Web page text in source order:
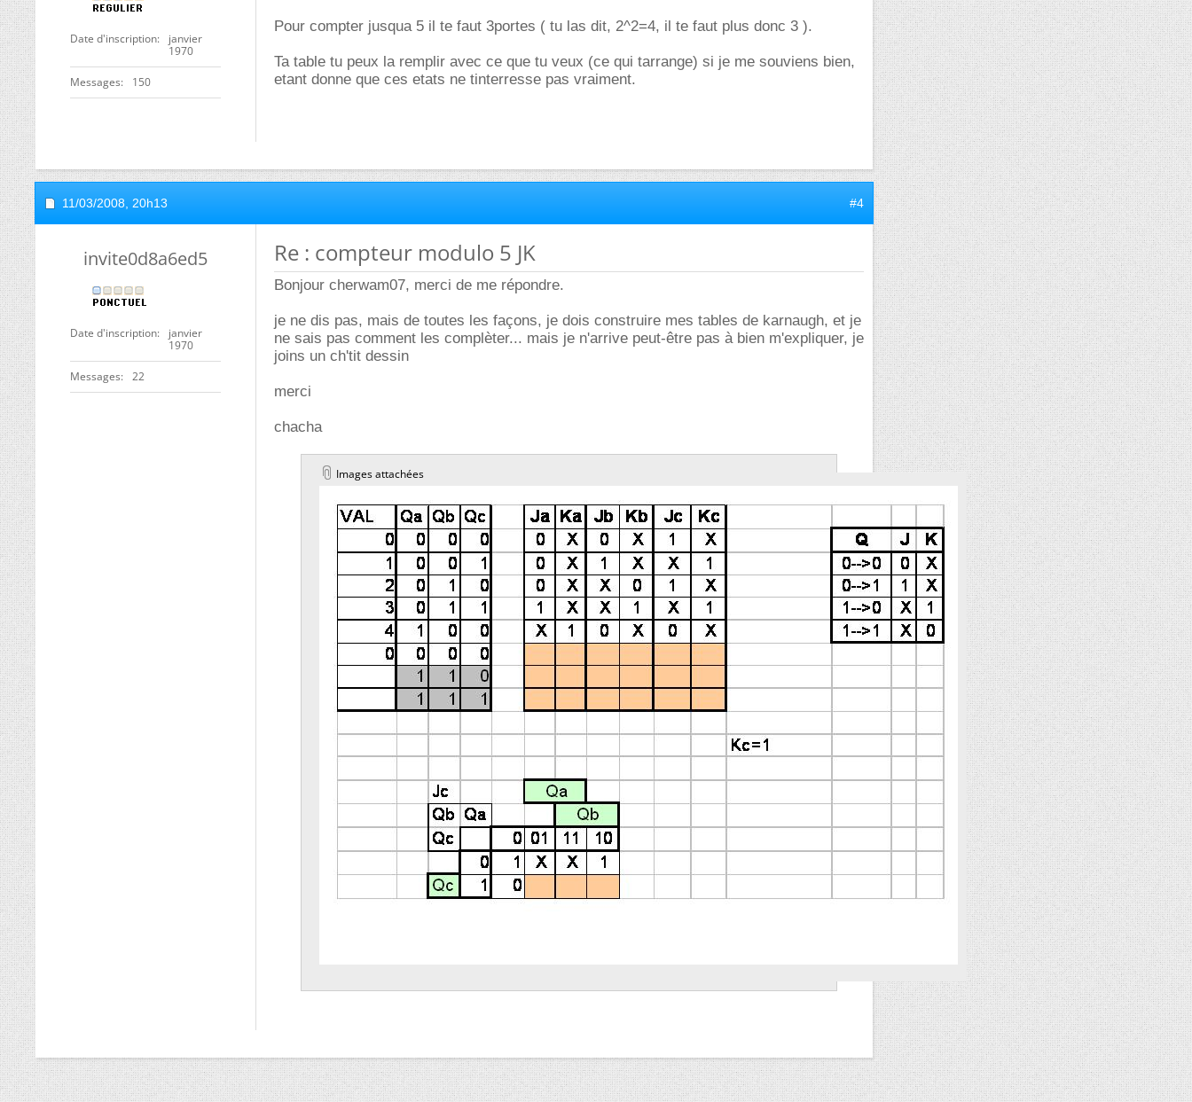
Date d'inscription
janvier
1970
Messages 150
Pour compter jusqua 5 il te faut 3portes ( tu las dit, 2^2=4, il te faut plus donc 3 ).
Ta table tu peux la remplir avec ce que tu veux (ce qui tarrange) si je me souviens bien,
etant donne que ces etats ne tinterresse pas vraiment.
11/03/2008, 20h13 #4
invite0d8a6ed5
Date d'inscription
janvier
1970
Messages 22
Re : compteur modulo 5 JK
Bonjour cherwam07, merci de me répondre.
je ne dis pas, mais de toutes les façons, je dois construire mes tables de karnaugh, et je
ne sais pas comment les complèter... mais je n'arrive peut-être pas à bien m'expliquer, je
joins un ch'tit dessin
merci
chacha
Images attachées